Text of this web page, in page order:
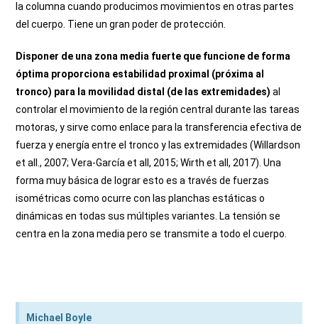
la columna cuando producimos movimientos en otras partes
del cuerpo. Tiene un gran poder de protección.
Disponer de una zona media fuerte que funcione de forma
óptima proporciona estabilidad proximal (próxima al
tronco) para la movilidad distal (de las extremidades) al
controlar el movimiento de la región central durante las tareas
motoras, y sirve como enlace para la transferencia efectiva de
fuerza y energía entre el tronco y las extremidades (Willardson
et all., 2007; Vera-García et all, 2015; Wirth et all, 2017). Una
forma muy básica de lograr esto es a través de fuerzas
isométricas como ocurre con las planchas estáticas o
dinámicas en todas sus múltiples variantes. La tensión se
centra en la zona media pero se transmite a todo el cuerpo.
Michael Boyle